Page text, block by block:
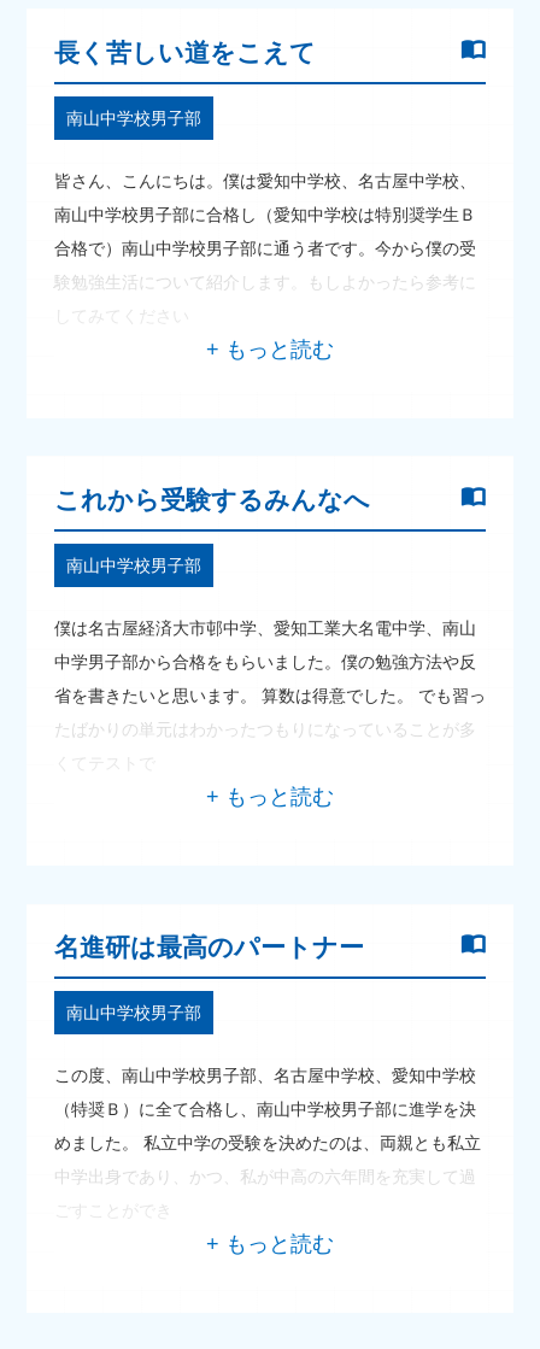
長く苦しい道をこえて
南山中学校男子部
皆さん、こんにちは。僕は愛知中学校、名古屋中学校、
南山中学校男子部に合格し（愛知中学校は特別奨学生Ｂ
合格で）南山中学校男子部に通う者です。今から僕の受
験勉強生活について紹介します。もしよかったら参考に
してみてください
これから受験するみんなへ
南山中学校男子部
僕は名古屋経済大市邨中学、愛知工業大名電中学、南山
中学男子部から合格をもらいました。僕の勉強方法や反
省を書きたいと思います。 算数は得意でした。 でも習っ
たばかりの単元はわかったつもりになっていることが多
くてテストで
名進研は最高のパートナー
南山中学校男子部
この度、南山中学校男子部、名古屋中学校、愛知中学校
（特奨Ｂ）に全て合格し、南山中学校男子部に進学を決
めました。 私立中学の受験を決めたのは、両親とも私立
中学出身であり、かつ、私が中高の六年間を充実して過
ごすことができ